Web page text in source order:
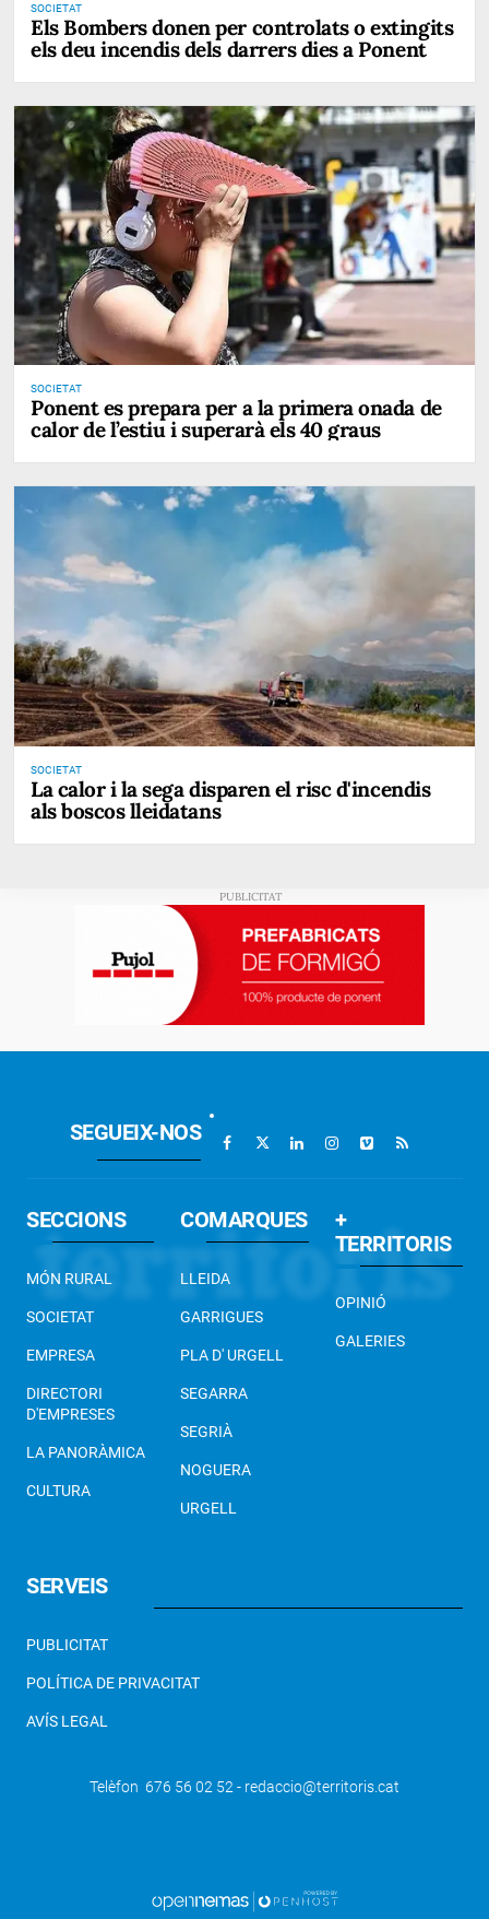
SOCIETAT
Els Bombers donen per controlats o extingits
els deu incendis dels darrers dies a Ponent
SOCIETAT
Ponent es prepara per a la primera onada de
calor de l’estiu i superarà els 40 graus
SOCIETAT
La calor i la sega disparen el risc d'incendis
als boscos lleidatans
SEGUEIX-NOS
SECCIONS
MÓN RURAL
SOCIETAT
EMPRESA
DIRECTORI
D'EMPRESES
LA PANORÀMICA
CULTURA
COMARQUES
LLEIDA
GARRIGUES
PLA D' URGELL
SEGARRA
SEGRIÀ
NOGUERA
URGELL
+
TERRITORIS
OPINIÓ
GALERIES
SERVEIS
PUBLICITAT
POLÍTICA DE PRIVACITAT
AVÍS LEGAL
Telèfon 676 56 02 52 - redaccio@territoris.cat